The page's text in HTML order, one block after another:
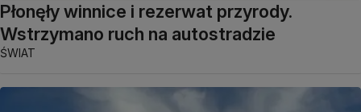
Płonęły winnice i rezerwat przyrody.
Wstrzymano ruch na autostradzie
ŚWIAT